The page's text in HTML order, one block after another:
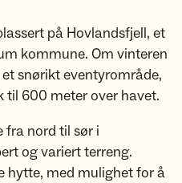
på Hovlandsfjell, et
kommune. Om vinteren
snørikt eventyrområde,
til 600 meter over havet.
fra nord til sør i
og variert terreng.
hytte, med mulighet for å